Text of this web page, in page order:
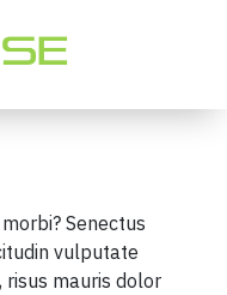
Senectus
vulputate
mauris dolor